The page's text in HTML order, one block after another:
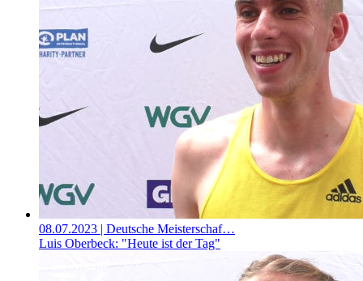
08.07.2023 | Deutsche Meisterschaf…
Luis Oberbeck: "Heute ist der Tag"